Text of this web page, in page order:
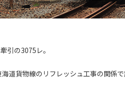
引の3075レ。
道貨物線のリフレッシュ工事の関係